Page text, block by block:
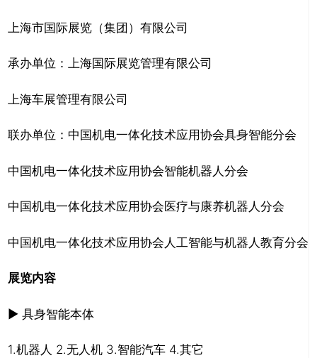
上海市国际展览（集团）有限公司
承办单位：上海国际展览管理有限公司
上海车展管理有限公司
联办单位：中国机电一体化技术应用协会具身智能分会
中国机电一体化技术应用协会智能机器人分会
中国机电一体化技术应用协会医疗与康养机器人分会
中国机电一体化技术应用协会人工智能与机器人教育分会
展览内容
▶ 具身智能本体
1.机器人 2.无人机 3.智能汽车 4.其它